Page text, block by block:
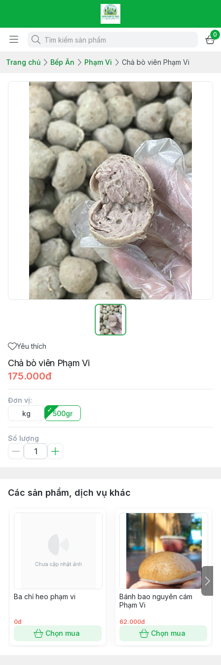
0
Trang chủ Bếp Ăn Phạm Vi Chả bò viên Phạm Vi
Yêu thích
Chả bò viên Phạm Vi
175.000đ
Đơn vị:
kg
500gr
Số lượng
Các sản phẩm, dịch vụ khác
Ba chỉ heo phạm vi
0đ
Chọn mua
Bánh bao nguyên cám
Phạm Vi
62.000đ
Chọn mua